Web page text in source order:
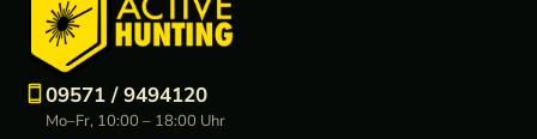
09571 / 9494120
Mo–Fr, 10:00 – 18:00 Uhr